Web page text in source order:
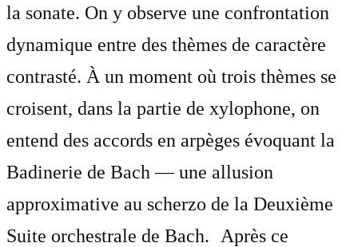
la sonate. On y observe une confrontation
dynamique entre des thèmes de caractère
contrasté. À un moment où trois thèmes se
croisent, dans la partie de xylophone, on
entend des accords en arpèges évoquant la
Badinerie de Bach — une allusion
approximative au scherzo de la Deuxième
Suite orchestrale de Bach. Après ce